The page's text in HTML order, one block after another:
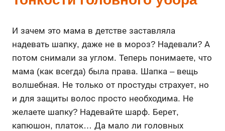
И зачем это мама в детстве заставляла
надевать шапку, даже не в мороз? Надевали? А
потом снимали за углом. Теперь понимаете, что
мама (как всегда) была права. Шапка – вещь
волшебная. Не только от простуды страхует, но
и для защиты волос просто необходима. Не
желаете шапку? Надевайте шарф. Берет,
капюшон, платок… Да мало ли головных